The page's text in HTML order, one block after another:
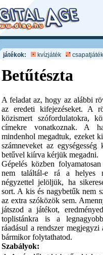
játékok:
kvízjáték csapatjáték
Betűtészta
A feladat az, hogy az alábbi
az eredeti kifejezéseket. A
közismert szófordulatokra,
címekre vonatkoznak. A
mindenhol megadtuk, ezeket
számneveket az egységesség
betűvel kiírva kérjük megadni.
Gépelés közben
nem találtál-e rá a helyes
négyzettel jelöljük, ha
sort. A kis és nagybetűk nem
az extra szóközök sem.
játszod a játékot,
toplistánkra is a
ráadásul a rendszer
bármikor folytathatod.
Szabályok: